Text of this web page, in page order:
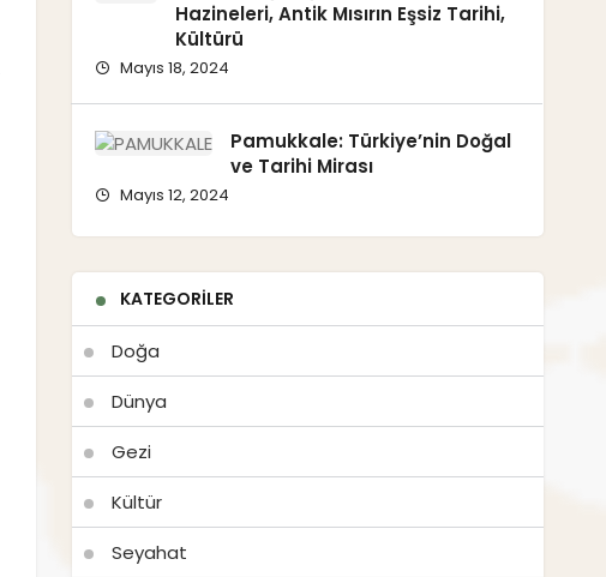
Hazineleri, Antik Mısırın Eşsiz Tarihi,
Kültürü
Mayıs 18, 2024
Pamukkale: Türkiye’nin Doğal
ve Tarihi Mirası
Mayıs 12, 2024
KATEGORILER
Doğa
Dünya
Gezi
Kültür
Seyahat